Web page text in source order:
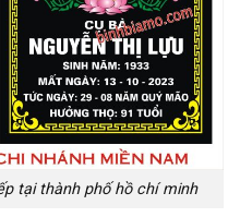
tại thành phố hồ chí minh